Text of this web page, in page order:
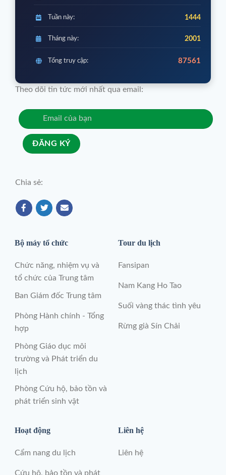
Tuần này: 1444
Tháng này: 2001
Tổng truy cập: 87561
Theo dõi tin tức mới nhất qua email:
Chia sẻ:
Bộ máy tổ chức
Chức năng, nhiệm vụ và
tổ chức của Trung tâm
Ban Giám đốc Trung tâm
Phòng Hành chính - Tổng
hợp
Phòng Giáo dục môi
trường và Phát triển du
lịch
Phòng Cứu hộ, bảo tồn và
phát triển sinh vật
Tour du lịch
Fansipan
Nam Kang Ho Tao
Suối vàng thác tình yêu
Rừng già Sín Chải
Hoạt động
Cẩm nang du lịch
Cứu hộ, bảo tồn và phát
Liên hệ
Liên hệ